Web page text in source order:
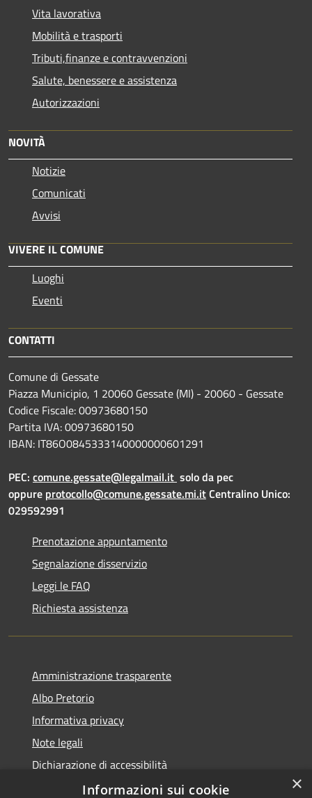
Vita lavorativa
Mobilità e trasporti
Tributi,finanze e contravvenzioni
Salute, benessere e assistenza
Autorizzazioni
NOVITÀ
Notizie
Comunicati
Avvisi
VIVERE IL COMUNE
Luoghi
Eventi
CONTATTI
Comune di Gessate
Piazza Municipio, 1 20060 Gessate (MI) - 20060 - Gessate
Codice Fiscale: 00973680150
Partita IVA: 00973680150
IBAN: IT86O0845333140000000601291
PEC: comune.gessate@legalmail.it solo da pec
oppure protocollo@comune.gessate.mi.itCentralino Unico:
029592991
Prenotazione appuntamento
Segnalazione disservizio
Leggi le FAQ
Richiesta assistenza
Amministrazione trasparente
Albo Pretorio
Informativa privacy
Note legali
Dichiarazione di accessibilità
Dichiarazione di accessibilità dal 2025
×
Informazioni sui cookie